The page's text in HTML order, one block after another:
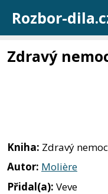
obsah
Rozbor-
Zdravý
Kniha: Zdravý
Autor: Molière
Přidal(a): Veve